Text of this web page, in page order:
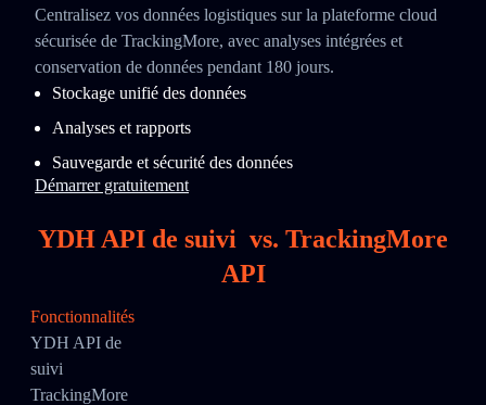
Centralisez vos données logistiques sur la plateforme cloud
sécurisée de TrackingMore, avec analyses intégrées et
conservation de données pendant 180 jours.
Stockage unifié des données
Analyses et rapports
Sauvegarde et sécurité des données
Démarrer gratuitement
YDH API de suivi vs. TrackingMore
API
Fonctionnalités
YDH API de
suivi
TrackingMore